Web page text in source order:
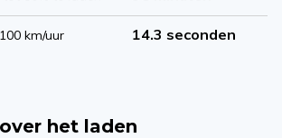
km/uur 14.3 seconden
het laden